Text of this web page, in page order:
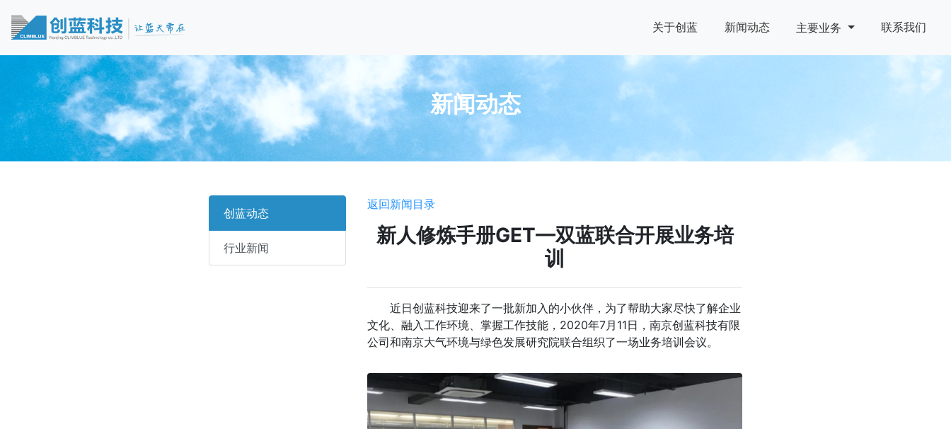
关于创蓝 新闻动态 主要业务 联系我们
新闻动态
创蓝动态
行业新闻
返回新闻目录
新人修炼手册GET—双蓝联合开展业务培
训
近日创蓝科技迎来了一批新加入的小伙伴，为了帮助大家尽快了解企业
文化、融入工作环境、掌握工作技能，2020年7月11日，南京创蓝科技有限
公司和南京大气环境与绿色发展研究院联合组织了一场业务培训会议。